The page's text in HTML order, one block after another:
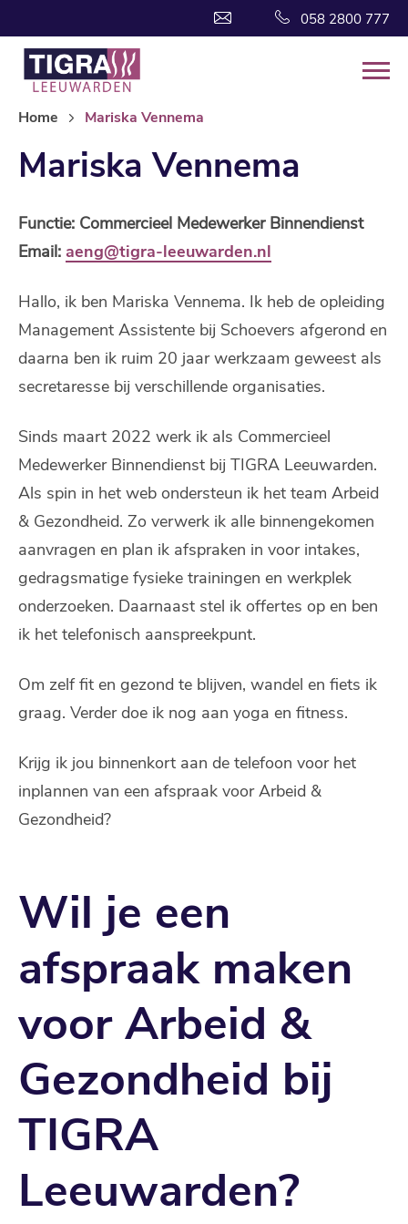
058 2800 777
Home Mariska Vennema
Mariska Vennema
Functie: Commercieel Medewerker Binnendienst
Email: aeng@tigra-leeuwarden.nl
Hallo, ik ben Mariska Vennema. Ik heb de opleiding
Management Assistente bij Schoevers afgerond en
daarna ben ik ruim 20 jaar werkzaam geweest als
secretaresse bij verschillende organisaties.
Sinds maart 2022 werk ik als Commercieel
Medewerker Binnendienst bij TIGRA Leeuwarden.
Als spin in het web ondersteun ik het team Arbeid
& Gezondheid. Zo verwerk ik alle binnengekomen
aanvragen en plan ik afspraken in voor intakes,
gedragsmatige fysieke trainingen en werkplek
onderzoeken. Daarnaast stel ik offertes op en ben
ik het telefonisch aanspreekpunt.
Om zelf fit en gezond te blijven, wandel en fiets ik
graag. Verder doe ik nog aan yoga en fitness.
Krijg ik jou binnenkort aan de telefoon voor het
inplannen van een afspraak voor Arbeid &
Gezondheid?
Wil je een
afspraak maken
voor Arbeid &
Gezondheid bij
TIGRA
Leeuwarden?